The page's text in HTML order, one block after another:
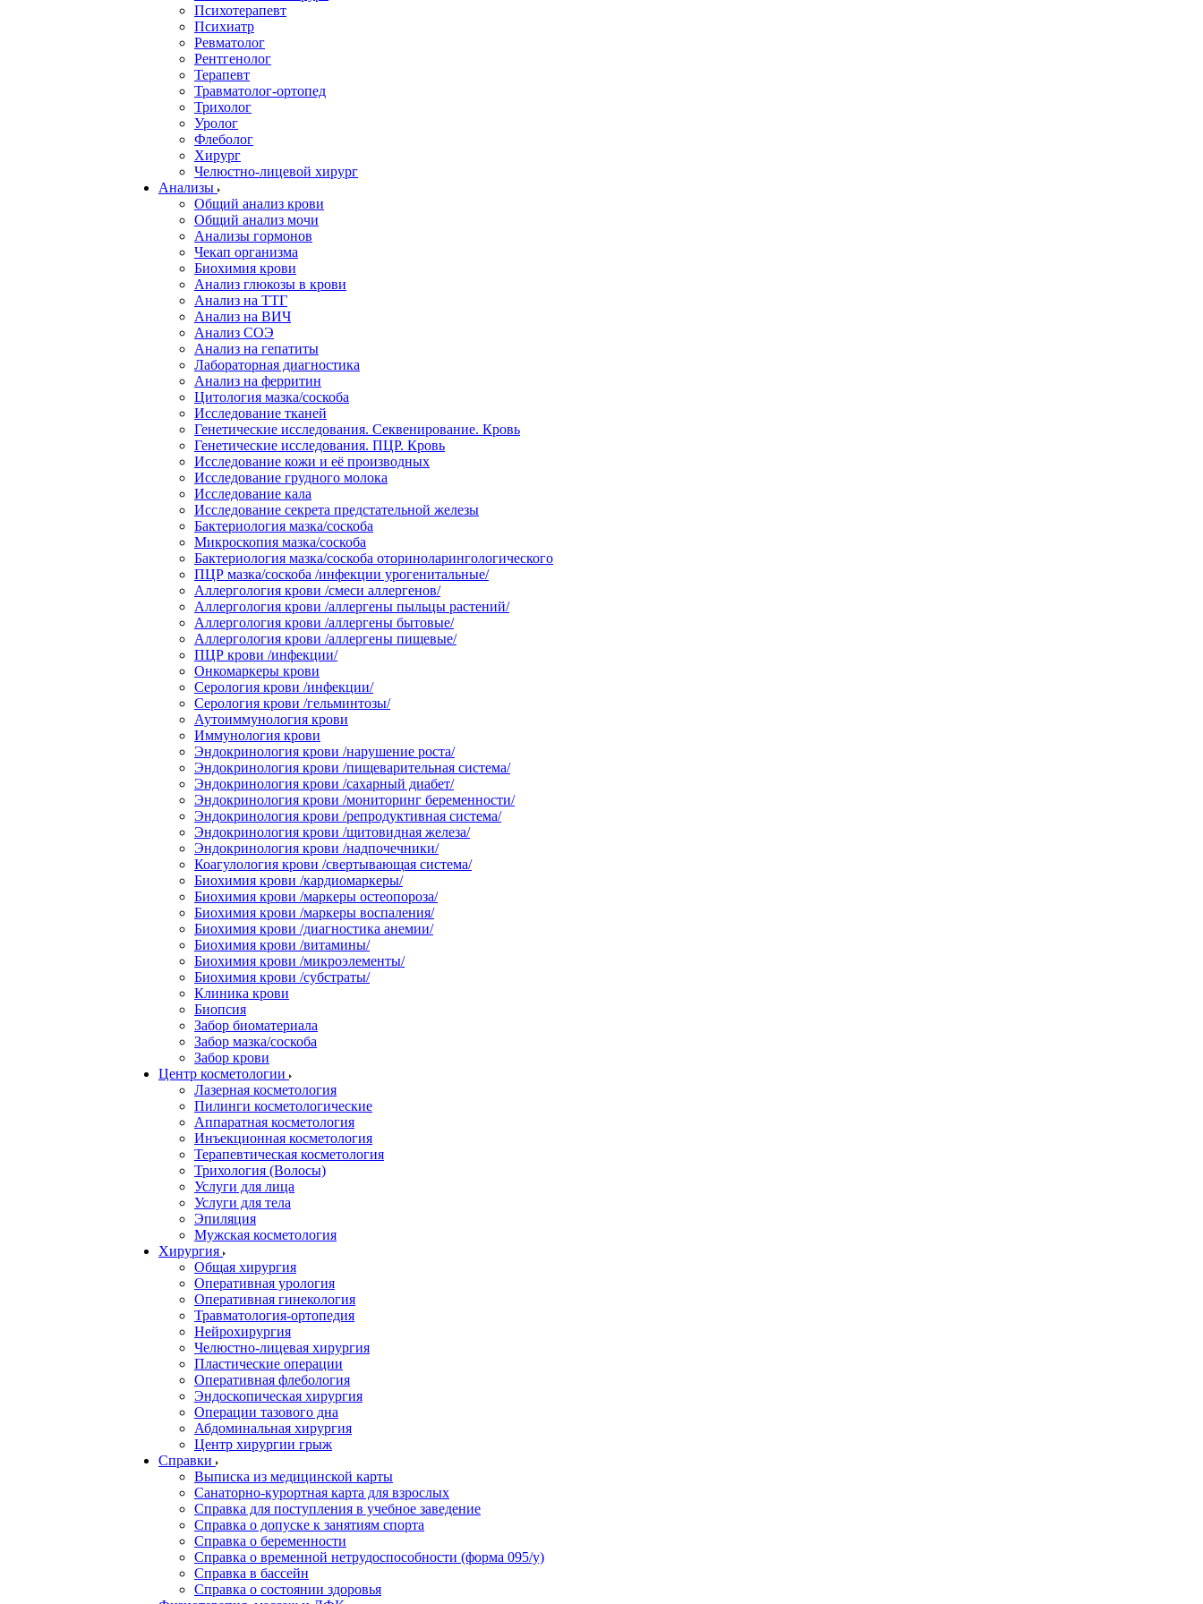
Психотерапевт
Психиатр
Ревматолог
Рентгенолог
Терапевт
Травматолог-ортопед
Трихолог
Уролог
Флеболог
Хирург
Челюстно-лицевой хирург
Анализы
Общий анализ крови
Общий анализ мочи
Анализы гормонов
Чекап организма
Биохимия крови
Анализ глюкозы в крови
Анализ на ТТГ
Анализ на ВИЧ
Анализ СОЭ
Анализ на гепатиты
Лабораторная диагностика
Анализ на ферритин
Цитология мазка/соскоба
Исследование тканей
Генетические исследования. Секвенирование. Кровь
Генетические исследования. ПЦР. Кровь
Исследование кожи и её производных
Исследование грудного молока
Исследование кала
Исследование секрета предстательной железы
Бактериология мазка/соскоба
Микроскопия мазка/соскоба
Бактериология мазка/соскоба оториноларингологического
ПЦР мазка/соскоба /инфекции урогенитальные/
Аллергология крови /смеси аллергенов/
Аллергология крови /аллергены пыльцы растений/
Аллергология крови /аллергены бытовые/
Аллергология крови /аллергены пищевые/
ПЦР крови /инфекции/
Онкомаркеры крови
Серология крови /инфекции/
Серология крови /гельминтозы/
Аутоиммунология крови
Иммунология крови
Эндокринология крови /нарушение роста/
Эндокринология крови /пищеварительная система/
Эндокринология крови /сахарный диабет/
Эндокринология крови /мониторинг беременности/
Эндокринология крови /репродуктивная система/
Эндокринология крови /щитовидная железа/
Эндокринология крови /надпочечники/
Коагулология крови /свертывающая система/
Биохимия крови /кардиомаркеры/
Биохимия крови /маркеры остеопороза/
Биохимия крови /маркеры воспаления/
Биохимия крови /диагностика анемии/
Биохимия крови /витамины/
Биохимия крови /микроэлементы/
Биохимия крови /субстраты/
Клиника крови
Биопсия
Забор биоматериала
Забор мазка/соскоба
Забор крови
Центр косметологии
Лазерная косметология
Пилинги косметологические
Аппаратная косметология
Инъекционная косметология
Терапевтическая косметология
Трихология (Волосы)
Услуги для лица
Услуги для тела
Эпиляция
Мужская косметология
Хирургия
Общая хирургия
Оперативная урология
Оперативная гинекология
Травматология-ортопедия
Нейрохирургия
Челюстно-лицевая хирургия
Пластические операции
Оперативная флебология
Эндоскопическая хирургия
Операции тазового дна
Абдоминальная хирургия
Центр хирургии грыж
Справки
Выписка из медицинской карты
Санаторно-курортная карта для взрослых
Справка для поступления в учебное заведение
Справка о допуске к занятиям спорта
Справка о беременности
Справка о временной нетрудоспособности (форма 095/у)
Справка в бассейн
Справка о состоянии здоровья